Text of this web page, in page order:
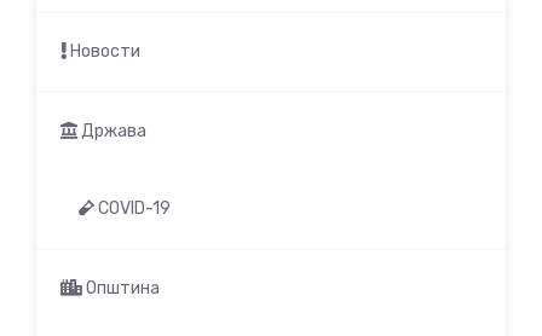
Новости
Држава
COVID-19
Општина